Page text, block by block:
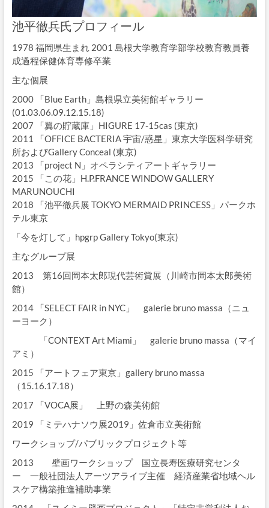
池平徹兵氏プロフィール
1978 福岡県生まれ 2001 島根大学教育学部学校教育教員養
成過程保健体育専修卒業
主な個展
2000 「Blue Earth」島根県立美術館ギャラリー
(01.03.06.09.12.15.18)
2007 「翼の貯蔵庫」HIGURE 17-15cas (東京)
2011 「OFFICE BACTERIA 宇宙/惑星」東京大学医科学研究
所およびGallery Conceal (東京)
2013 「project N」オペラシティアートギャラリー
2015 「この花」H.P.FRANCE WINDOW GALLERY
MARUNOUCHI
2018 「池平徹兵展 TOKYO MERMAID PRINCESS」パークホ
テル東京
「今を灯して」hpgrp Gallery Tokyo(東京)
主なグループ展
2013 第16回岡本太郎現代芸術賞展（川崎市岡本太郎美術
館）
2014 「SELECT FAIR in NYC」 galerie bruno massa（ニュ
ーヨーク）
「CONTEXT Art Miami」 galerie bruno massa（マイ
アミ）
2015 「アートフェア東京」gallery bruno massa
（15.16.17.18）
2017 「VOCA展」 上野の森美術館
2019 「ミテハナソウ展2019」佐倉市立美術館
ワークショップ/パブリックプロジェクト等
2013 壁画ワークショップ 国立長寿医療研究センタ
ー 一般社団法人アーツアライブ主催 経済産業省地域ヘル
スケア構築推進補助事業